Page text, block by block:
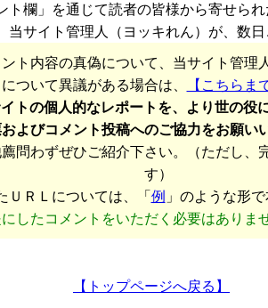
ト欄」を通じて読者の皆様から寄せられ
サイト管理人（ヨッキれん）が、数
ト内容の真偽について、当サイト管理
ついて異議がある場合は、
【こちらま
トの個人的なレポートを、より世の役
よびコメント投稿へのご協力をお願い
問わずぜひご紹介下さい。（ただし、
す）
ＲＬについては、「 例 」のような形
したコメントをいただく必要はありま
【トップページへ戻る】